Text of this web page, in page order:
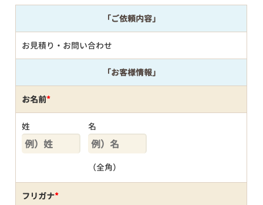
「ご依頼内容」
お見積り・お問い合わせ
「お客様情報」
お名前*
姓 名
（全角）
フリガナ*